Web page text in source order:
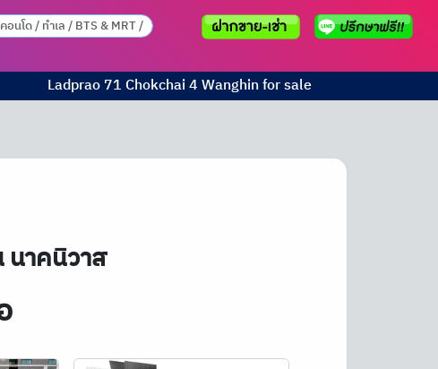
Ladprao 71 Chokchai 4 Wanghin for sale
นาคนิวาส